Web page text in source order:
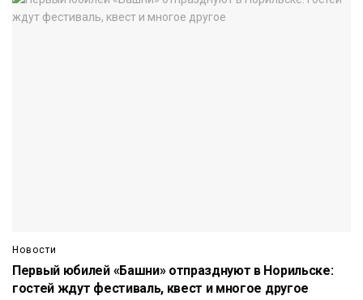
Новости
Первый юбилей «Башни» отпразднуют в Норильске:
гостей ждут фестиваль, квест и многое другое